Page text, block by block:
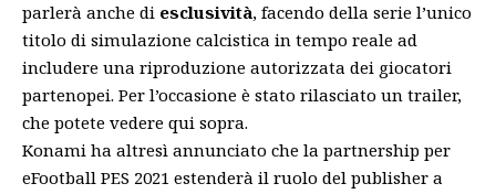
parlerà anche di esclusività, facendo della serie l’unico
titolo di simulazione calcistica in tempo reale ad
includere una riproduzione autorizzata dei giocatori
partenopei. Per l’occasione è stato rilasciato un trailer,
che potete vedere qui sopra.
Konami ha altresì annunciato che la partnership per
eFootball PES 2021 estenderà il ruolo del publisher a